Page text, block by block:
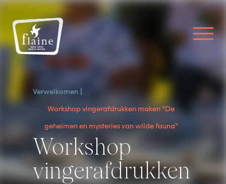
Verwelkomen
Workshop vingerafdrukken maken “De
geheimen en mysteries van wilde fauna”
Workshop
vingerafdrukken